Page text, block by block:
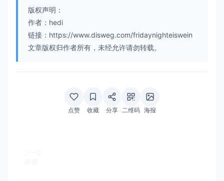
版权声明：
作者：hedi
链接：https://www.disweg.com/fridaynighteiswein
文章版权归作者所有，未经允许请勿转载。
点赞 收藏 分享 二维码 海报